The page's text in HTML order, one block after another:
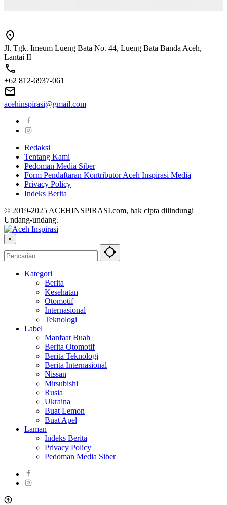
Jl. Tgk. Imeum Lueng Bata No. 44, Lueng Bata Banda Aceh,
Lantai II
+62 812-6937-061
acehinspirasi@gmail.com
Redaksi
Tentang Kami
Pedoman Media Siber
Form Pendaftaran Kontributor Aceh Inspirasi Media
Privacy Policy
Indeks Berita
© 2019-2025 ACEHINSPIRASI.com, hak cipta dilindungi
Undang-undang.
×
Kategori
Berita
Kesehatan
Otomotif
Internasional
Teknologi
Label
Manfaat Buah
Berita Otomotif
Berita Teknologi
Berita Internasional
Nissan
Mitsubishi
Rusia
Ukraina
Buat Lemon
Buat Apel
Laman
Indeks Berita
Privacy Policy
Pedoman Media Siber